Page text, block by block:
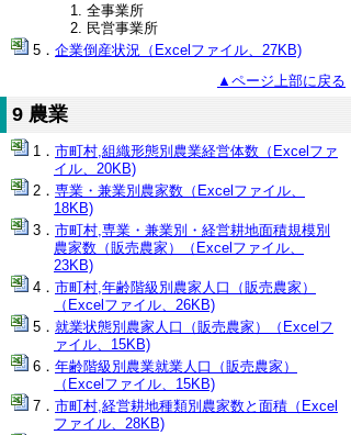
全事業所
民営事業所
企業倒産状況（Excelファイル、27KB)
▲ページ上部に戻る
9 農業
市町村,組織形態別農業経営体数（Excelファ
イル、20KB)
専業・兼業別農家数（Excelファイル、
18KB)
市町村,専業・兼業別・経営耕地面積規模別
農家数（販売農家）（Excelファイル、
23KB)
市町村,年齢階級別農家人口（販売農家）
（Excelファイル、26KB)
就業状態別農家人口（販売農家）（Excelフ
ァイル、15KB)
年齢階級別農業就業人口（販売農家）
（Excelファイル、15KB)
市町村,経営耕地種類別農家数と面積（Excel
ファイル、28KB)